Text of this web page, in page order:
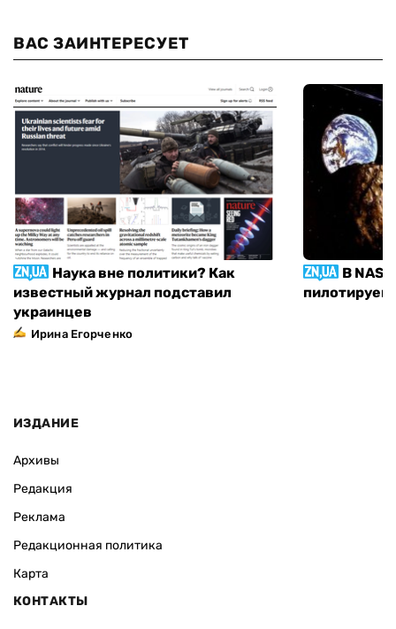
ВАС ЗАИНТЕРЕСУЕТ
Наука вне политики? Как
известный журнал подставил
украинцев
Ирина Егорченко
В
ИЗДАНИЕ
Архивы
Редакция
Реклама
Редакционная политика
Карта
КОНТАКТЫ